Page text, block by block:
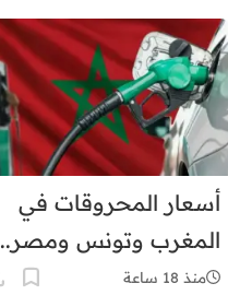
أسعار المحروقات في
المغرب وتونس ومصر..
لماذا يبدو الفارق كبيرًا؟
منذ 18 ساعة